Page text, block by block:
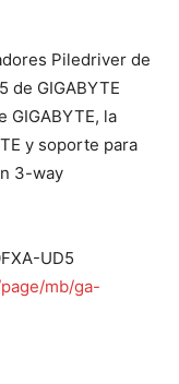
Piledriver de
de GIGABYTE
GIGABYTE, la
y soporte para
3-way
UD5
mb/ga-